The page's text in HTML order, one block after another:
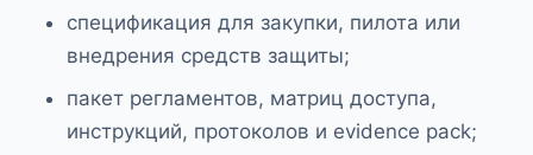
спецификация для закупки, пилота или
внедрения средств защиты;
пакет регламентов, матриц доступа,
инструкций, протоколов и evidence pack;